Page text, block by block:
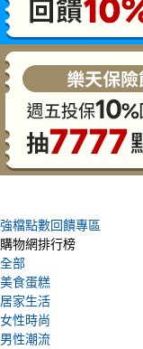
強檔點數回饋專區
購物網排行榜
全部
美食蛋糕
居家生活
女性時尚
男性潮流